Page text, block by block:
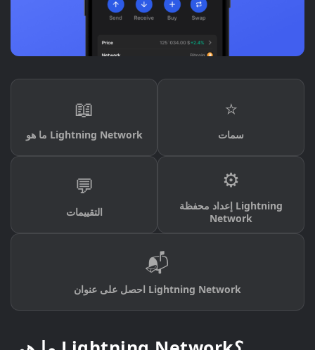
📖
ما هو Lightning Network
⭐
سمات
💬
التقييمات
⚙️
إعداد محفظة Lightning
Network
📬
احصل على عنوان Lightning Network